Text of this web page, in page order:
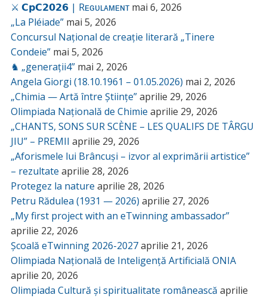
⚔️ 𝗖𝗽𝗖𝟮𝟬𝟮𝟲 | Rᴇɢᴜʟᴀᴍᴇɴᴛ mai 6, 2026
„La Pléiade” mai 5, 2026
Concursul Național de creație literară „Tinere
Condeie” mai 5, 2026
♞ „generații4” mai 2, 2026
Angela Giorgi (18.10.1961 – 01.05.2026) mai 2, 2026
„Chimia — Artă între Științe”aprilie 29, 2026
Olimpiada Națională de Chimie aprilie 29, 2026
„CHANTS, SONS SUR SCÈNE – LES QUALIFS DE TÂRGU
JIU” – PREMII aprilie 29, 2026
„Aforismele lui Brâncuși – izvor al exprimării artistice”
– rezultate aprilie 28, 2026
Protegez la nature aprilie 28, 2026
Petru Rădulea (1931 — 2026) aprilie 27, 2026
„My first project with an eTwinning ambassador”
aprilie 22, 2026
Școală eTwinning 2026-2027aprilie 21, 2026
Olimpiada Națională de Inteligență Artificială ONIA
aprilie 20, 2026
Olimpiada Cultură și spiritualitate românească aprilie